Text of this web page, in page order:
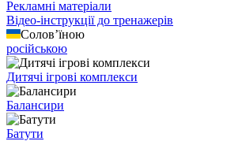
Рекламні матеріали
Відео-інструкції до тренажерів
Солов’їною
російською
Дитячі ігрові комплекси
Балансири
Батути